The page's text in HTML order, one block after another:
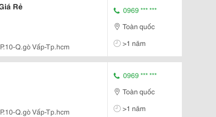
Rẻ
Q.gò Vấp-Tp.hcm
0969 *** ***
Toàn quốc
>1 năm
Q.gò Vấp-Tp.hcm
0969 *** ***
Toàn quốc
>1 năm